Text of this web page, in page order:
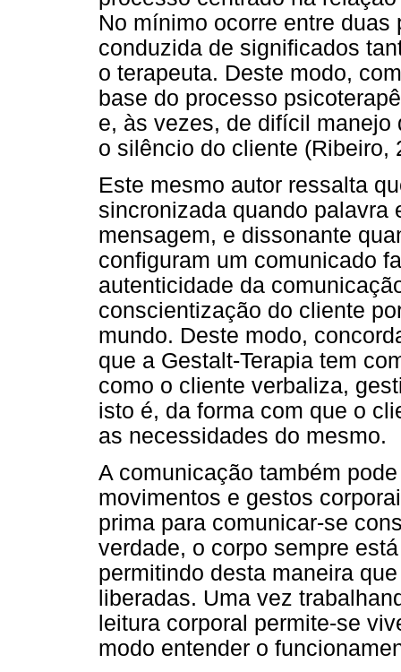
No mínimo ocorre entre
conduzida de significados
o terapeuta. Deste modo,
base do processo
e, às vezes, de difícil manejo
o silêncio do cliente (Ribeiro,
Este mesmo autor ressalta
sincronizada quando palavra
mensagem, e dissonante
configuram um comunicado
autenticidade da
conscientização do cliente
mundo. Deste modo,
que a Gestalt-Terapia tem
como o cliente verbaliza,
isto é, da forma com que o
as necessidades do mesmo.
A comunicação também
movimentos e gestos
prima para comunicar-se
verdade, o corpo sempre
permitindo desta maneira
liberadas. Uma vez
leitura corporal permite-se
modo entender o